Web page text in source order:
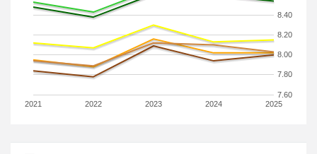
2021 2022 2023 2024 2025
7.60
7.80
8.00
8.20
8.40